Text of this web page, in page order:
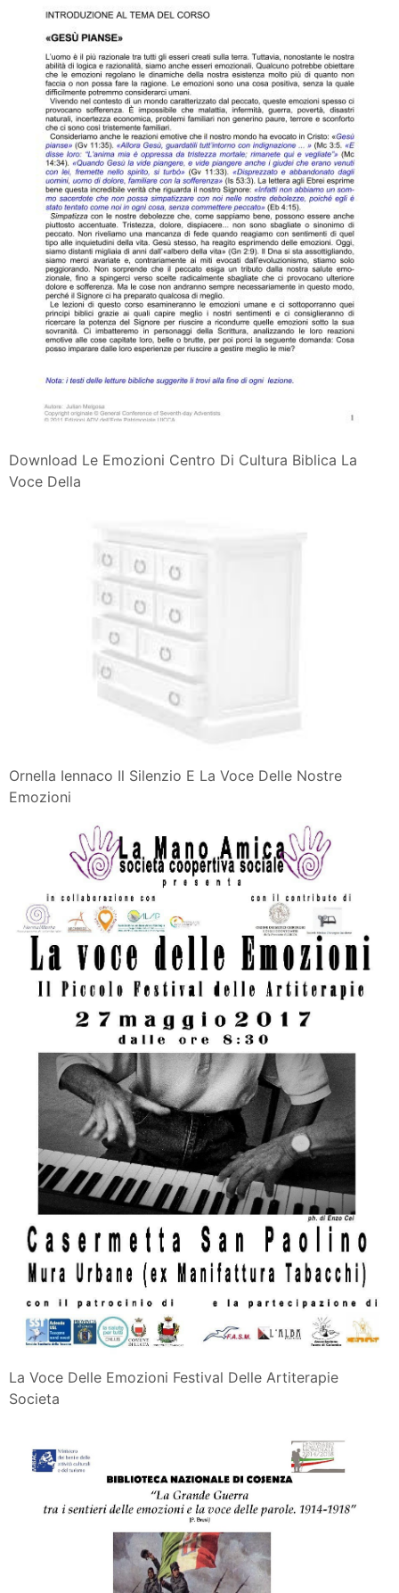
Download Le Emozioni Centro Di Cultura Biblica La
Voce Della
Ornella Iennaco Il Silenzio E La Voce Delle Nostre
Emozioni
La Voce Delle Emozioni Festival Delle Artiterapie
Societa